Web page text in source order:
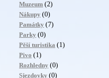
Muzeum (2)
Nákupy (0)
Památky (7)
Parky (0)
Pěší turistika (1)
Pivo (1)
Rozhledny (0)
Sjezdovky (0)